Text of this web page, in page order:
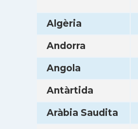
Algèria
Andorra
Angola
Antàrtida
Aràbia Saudita